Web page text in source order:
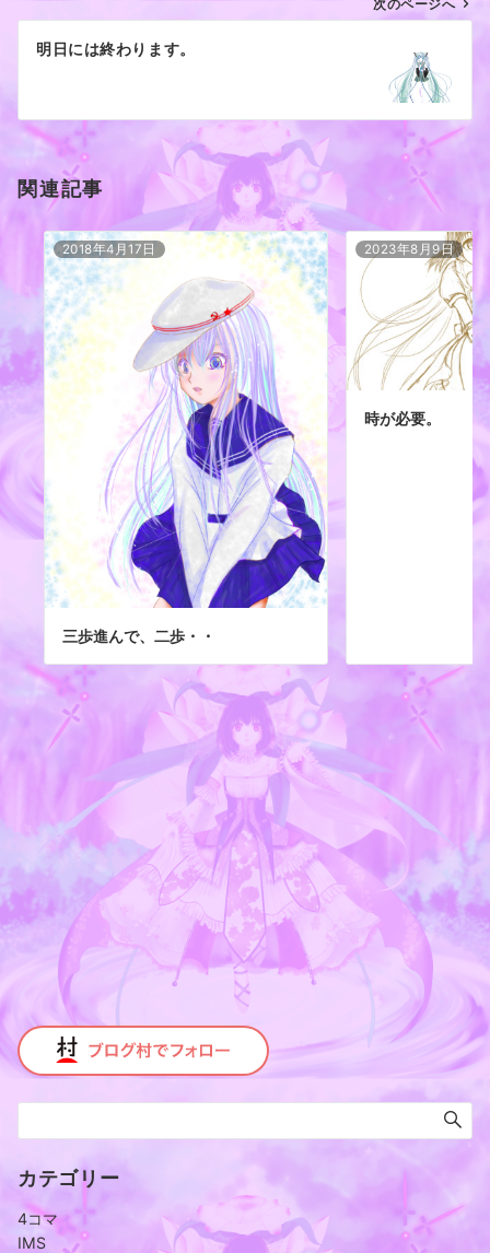
ン
次のページへ
明日には終わります。
関連記事
2018年4月17日
三歩進んで、二歩・・
2023年8月9日
時が必要。
カテゴリー
4コマ
IMS